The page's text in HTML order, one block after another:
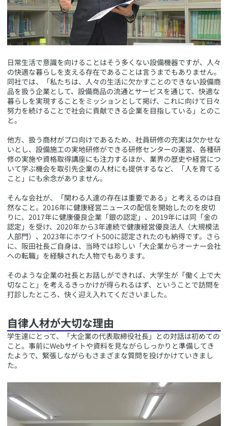
​日常生活で意識を向けることはそう多くない設備機器ですが、人々
の快適な暮らしを支える存在であることは言うまでもありません。
同社では、「私たちは、人々の生活に欠かすことのできない設備商
品を扱う企業として、設備商品の流通とサービスを通じて、快適な
暮らしを実現することをミッションとして掲げ、これに向けて日々
努力を続けることで社会に貢献できる企業を目指している」とのこ
と。
他方、扱う商材がプロ向けであるため、社員研修の充実は欠かせな
いとし、設備施工の実地研修ができる研修センターの運営、各種研
修の実施や資格取得講座にも注力するほか、業界の歴史や経営につ
いて学ぶ機会を取引先企業の人材にも提供するなど、「人を育てる
こと」にも余念がありません。
そんな会社が、「関わる人達の存在は重要である」と考えるのは自
然なこと。2016年に健康経営ニュースの配信を開始したのを皮切
りに、2017年に健康優良企業「銀の認定」、2019年には同「金の
認定」を受け、2020年から3年連続で健康経営優良法人（大規模法
人部門）、2023年にホワイト500に認定されたのも納得です。さら
に、阪田社長ご自身は、当時では珍しい「大企業からオーナー会社
への転職」を経験された人物でもあります。
そのような企業の社長とお話しができれば、大学生が「働く上で大
切なこと」を考えるきっかけが得られるはず、ということで訪問を
打診したところ、快く迎え入れてくださいました。
​自律人材が大切な理由
​学生達にとって、「大企業の代表取締役社長」との対話は初めての
こと。事前にWebサイトや資料を見ながらしっかりと準備してき
たようで、緊張しながらもさまざまな質問を投げかけていきまし
た。